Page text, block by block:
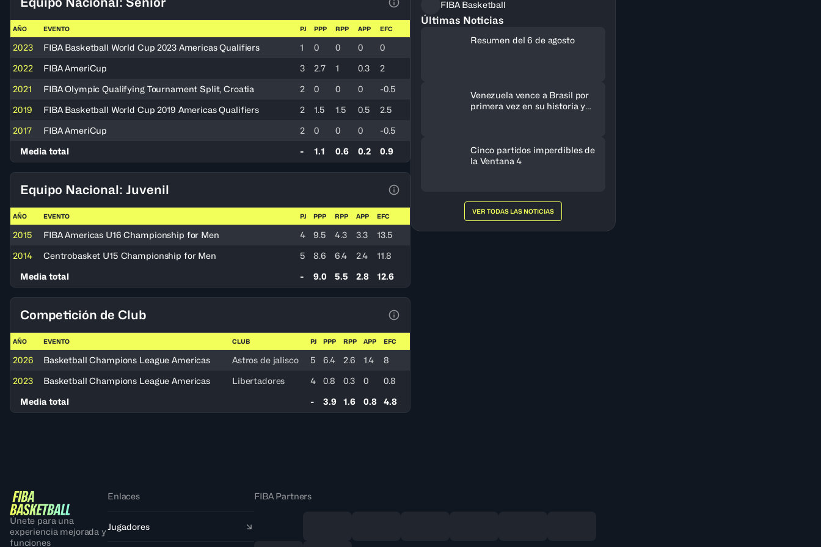
Ver la leyenda
AÑO EVENTO PJ PPP RPP APP EFC
2023 FIBA Basketball World Cup 2023 Americas Qualifiers 1 0 0 0
0
2022
FIBA AmeriCup 3 2.7 1 0.3
2
2021
FIBA Olympic Qualifying Tournament Split, Croatia 2 0 0 0
-0.5
2019
FIBA Basketball World Cup 2019 Americas Qualifiers 2 1.5 1.5 0.5
2.5
2017
FIBA AmeriCup 2 0 0 0
-0.5
Media total
- 1.1 0.6 0.2 0.9
Equipo Nacional: Juvenil
AÑO EVENTO PJ PPP RPP APP EFC
2015 FIBA Americas U16 Championship for Men 4 9.5 4.3 3.3
13.5
2014
Centrobasket U15 Championship for Men 5 8.6 6.4 2.4
11.8
Media total
- 9.0 5.5 2.8 12.6
Competición de Club
AÑO EVENTO CLUB PJ PPP RPP APP EFC
2026 Basketball Champions League Americas Astros de jalisco 5 6.4 2.6 1.4
8
2023
Basketball Champions League Americas Libertadores 4 0.8 0.3 0
0.8
Media total
- 3.9 1.6 0.8 4.8
FIBA Basketball
Últimas Noticias
Resumen del 6 de agosto
Venezuela vence a Brasil por
primera vez en su historia y
Cinco partidos imperdibles de
la Ventana 4
VER TODAS LAS NOTICIAS
Únete para una
experiencia mejorada y
funciones
Enlaces
Jugadores
FIBA Partners